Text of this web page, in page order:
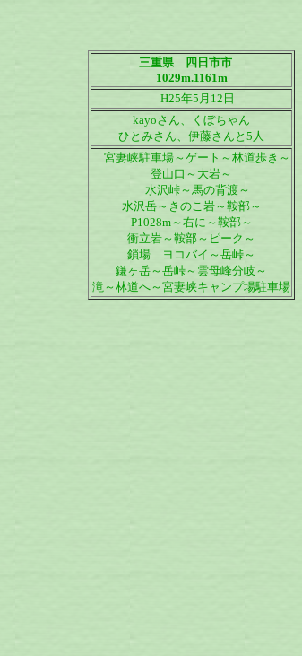
三重県 四日市市
1029m.1161m
H25年5月12日
kayoさん、くぼちゃん
ひとみさん、伊藤さんと5人
宮妻峡駐車場～ゲート～林道歩き～
登山口～大岩～
水沢峠～馬の背渡～
水沢岳～きのこ岩～鞍部～
P1028m～右に～鞍部～
衝立岩～鞍部～ピーク～
鎖場 ヨコバイ～岳峠～
鎌ヶ岳～岳峠～雲母峰分岐～
滝～林道へ～宮妻峡キャンプ場駐車場